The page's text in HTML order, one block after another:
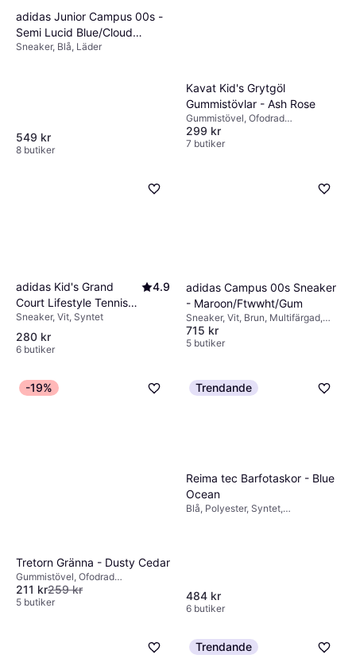
adidas Junior Campus 00s -
Semi Lucid Blue/Cloud
White/Gum
Sneaker, Blå, Läder
549 kr
8 butiker
Kavat Kid's Grytgöl
Gummistövlar - Ash Rose
Gummistövel, Ofodrad
gummistövel, Rosa, Gummi
299 kr
7 butiker
adidas Kid's Grand
Court Lifestyle Tennis
Lace-Up - Cloud
White/Core Black
4.9
Sneaker, Vit, Syntet
280 kr
6 butiker
adidas Campus 00s Sneaker
- Maroon/Ftwwht/Gum
Sneaker, Vit, Brun, Multifärgad,
Röd, Mocka, Läder, Syntet
715 kr
5 butiker
-19%
Tretorn Gränna - Dusty Cedar
Gummistövel, Ofodrad
gummistövel, Rosa, Gummi
211 kr259 kr
5 butiker
Trendande
Reima tec Barfotaskor - Blue
Ocean
Blå, Polyester, Syntet,
484 kr
6 butiker
Trendande